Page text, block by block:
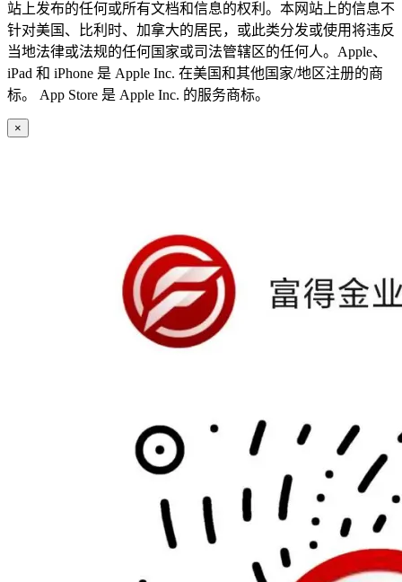
站上发布的任何或所有文档和信息的权利。本网站上的信息不
针对美国、比利时、加拿大的居民，或此类分发或使用将违反
当地法律或法规的任何国家或司法管辖区的任何人。Apple、
iPad 和 iPhone 是 Apple Inc. 在美国和其他国家/地区注册的商
标。 App Store 是 Apple Inc. 的服务商标。
×